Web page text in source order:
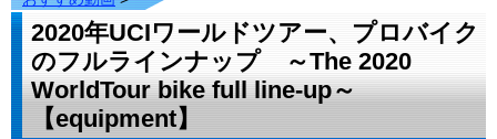
2020年UCIワールドツアー、プロバイク
のフルラインナップ ～The 2020
WorldTour bike full line-up～
【equipment】